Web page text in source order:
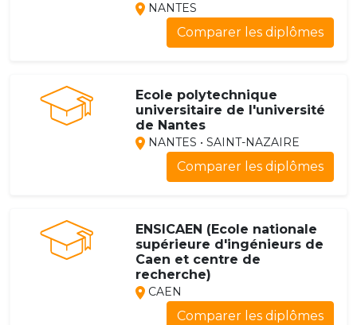
NANTES
Comparer les diplômes
Ecole polytechnique
universitaire de l'université
de Nantes
NANTES • SAINT-NAZAIRE
Comparer les diplômes
ENSICAEN (Ecole nationale
supérieure d'ingénieurs de
Caen et centre de
recherche)
CAEN
Comparer les diplômes